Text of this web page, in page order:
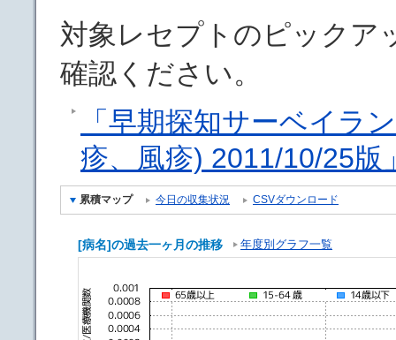
対象レセプトのピックア
確認ください。
「早期探知サーベイラ
疹、風疹) 2011/10/25版
累積マップ 今日の収集状況 CSVダウンロード
[病名]の過去一ヶ月の推移 年度別グラフ一覧